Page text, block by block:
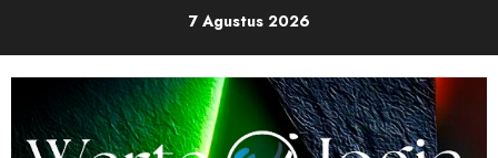
content
7 Agustus 2026